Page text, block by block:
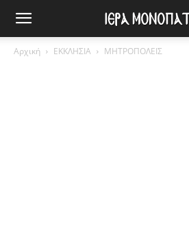
Αρχική ΕΚΚΛΗΣΙΑ ΜΗΤΡΟΠΟΛΕΙΣ